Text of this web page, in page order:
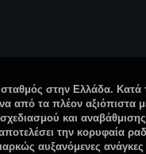
στην Ελλάδα. Κατά
από τα πλέον αξιόπιστα
και
την κορυφαία
αυξανόμενες ανάγκες